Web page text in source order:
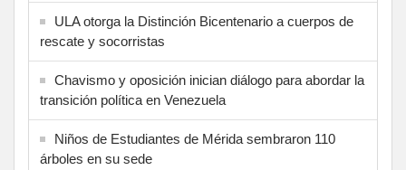
ULA otorga la Distinción Bicentenario a cuerpos de
rescate y socorristas
Chavismo y oposición inician diálogo para abordar la
transición política en Venezuela
Niños de Estudiantes de Mérida sembraron 110
árboles en su sede